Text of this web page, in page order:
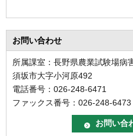
お問い合わせ
所属課室：長野県農業試験場病
須坂市大字小河原492
電話番号：026-248-6471
ファックス番号：026-248-6473